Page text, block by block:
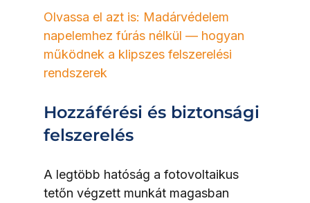
Olvassa el azt is: Madárvédelem
napelemhez fúrás nélkül — hogyan
működnek a klipszes felszerelési
rendszerek
Hozzáférési és biztonsági
felszerelés
A legtöbb hatóság a fotovoltaikus
tetőn végzett munkát magasban